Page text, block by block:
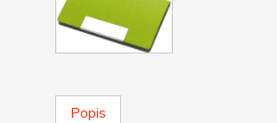
Popis